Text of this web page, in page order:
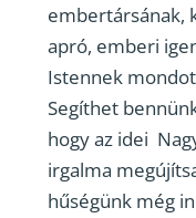
embertársának,
apró, emberi
Istennek
Segíthet
hogy az idei
irgalma
hűségünk még